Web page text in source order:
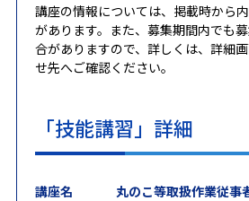
講座の情報については、掲載時から
があります。また、募集期間内でも
合がありますので、詳しくは、詳細
せ先へご確認ください。
「技能講習」詳細
講座名
丸のこ等取扱作業従事